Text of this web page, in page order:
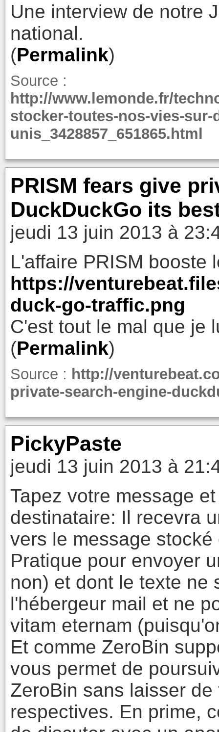
Une interview de notre
national.
(Permalink)
Source :
http://www.lemonde.fr/
stocker-toutes-nos-vies-sur-
unis_3428857_651865.html
PRISM fears give
DuckDuckGo its
jeudi 13 juin 2013 à
L'affaire PRISM booste
https://
duck-go-traffic.png
C'est tout le mal que je
(Permalink)
Source : http://
private-search-engine-
PickyPaste
jeudi 13 juin 2013 à
Tapez votre message
destinataire: Il recevra
vers le message
Pratique pour envoyer
non) et dont le texte ne
l'hébergeur mail et ne
vitam eternam
Et comme ZeroBin
vous permet de
ZeroBin sans laisser
respectives. En prime,